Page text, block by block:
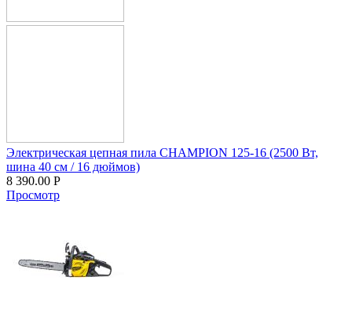
Электрическая цепная пила CHAMPION 125-16 (2500 Вт,
шина 40 см / 16 дюймов)
8 390.00 Р
Просмотр